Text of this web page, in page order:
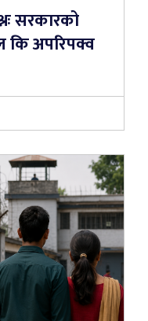
सरकारको
अपरिपक्व